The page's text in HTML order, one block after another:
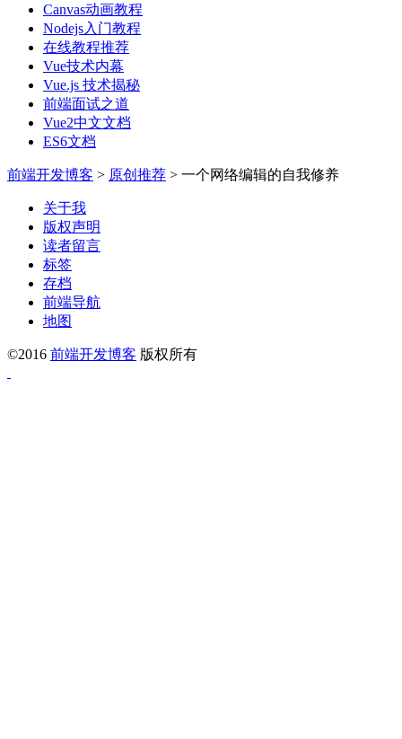
Canvas动画教程
Nodejs入门教程
在线教程推荐
Vue技术内幕
Vue.js 技术揭秘
前端面试之道
Vue2中文文档
ES6文档
前端开发博客 > 原创推荐 > 一个网络编辑的自我修养
关于我
版权声明
读者留言
标签
存档
前端导航
地图
©2016 前端开发博客 版权所有